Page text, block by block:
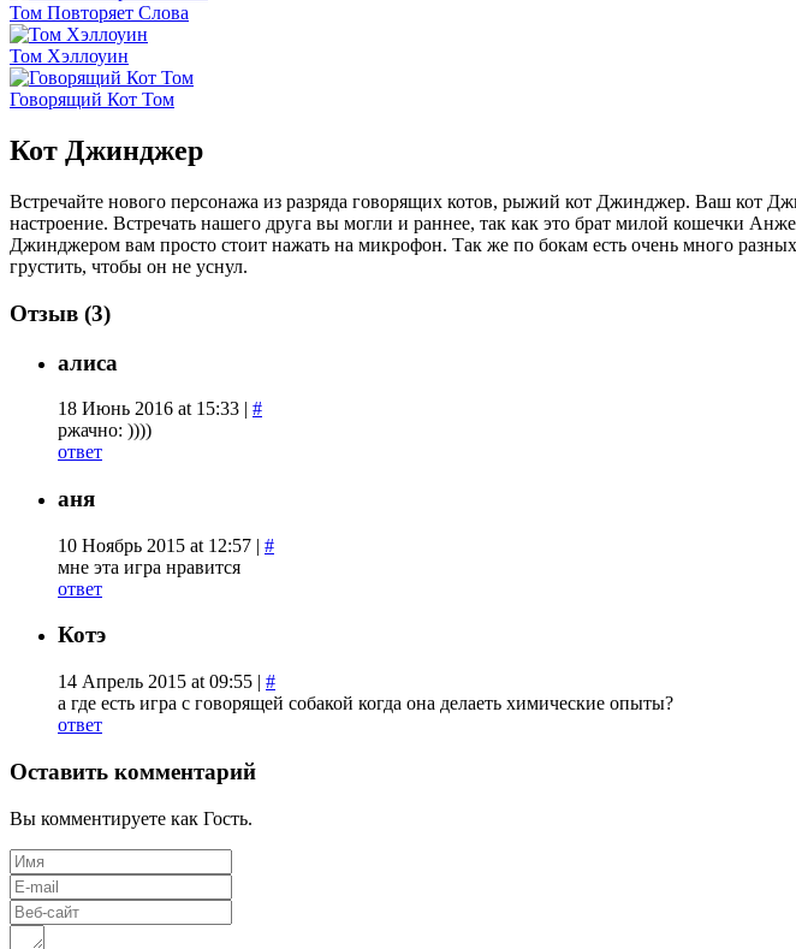
Том Повторяет Слова
Том Хэллоуин
Говорящий Кот Том
Кот Джинджер
Встречайте нового персонажа из разряда говорящих котов, рыжий кот Джинджер. Ваш кот
настроение. Встречать нашего друга вы могли и раннее, так как это брат милой кошечки
Джинджером вам просто стоит нажать на микрофон. Так же по бокам есть очень много
грустить, чтобы он не уснул.
Отзыв (3)
алиса
18 Июнь 2016 at 15:33 | #
ржачно: ))))
ответ
аня
10 Ноябрь 2015 at 12:57 | #
мне эта игра нравится
ответ
Котэ
14 Апрель 2015 at 09:55 | #
а где есть игра с говорящей собакой когда она делаеть химические опыты?
ответ
Оставить комментарий
Вы комментируете как Гость.